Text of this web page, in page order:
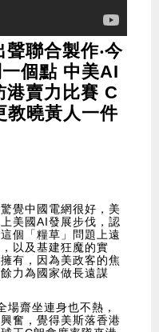
聲聯合製作‧今
個點 中美AI
賣力比賽 C
教曉黃人一件
覺中國電網很好，美
美國AI發展步伐，認
個「糧草」問題上遠
以及基建狂魔的實
有，因為美政客的焦
力為國家做長遠謀
齋坐連身也不熱，
奮，覺得美斯落香港